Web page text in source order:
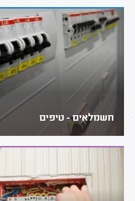
חשמלאים - טיפים